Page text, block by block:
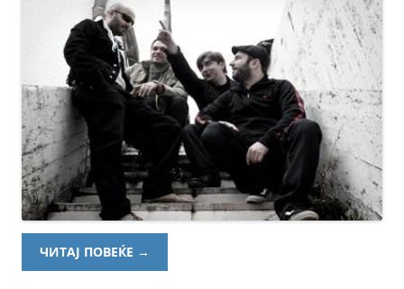
ЧИТАЈ ПОВЕЌЕ →